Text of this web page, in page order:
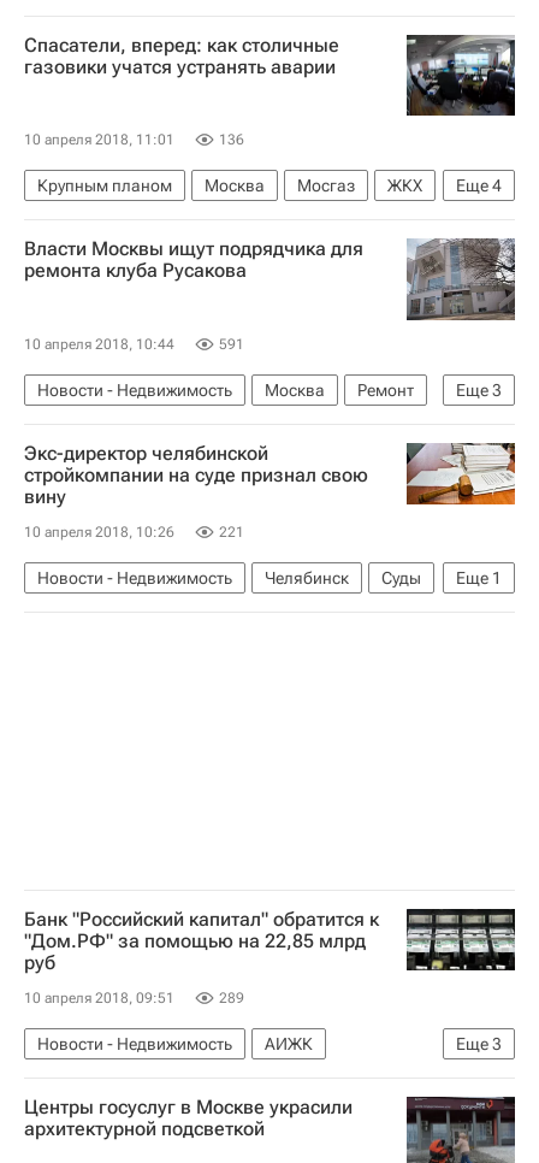
Спасатели, вперед: как столичные
газовики учатся устранять аварии
10 апреля 2018, 11:01 136
Еще4
Крупным планом Москва Мосгаз
ЖКХ
Инфраструктура
Городское хозяйство Москвы
Россия
Власти Москвы ищут подрядчика для
ремонта клуба Русакова
10 апреля 2018, 10:44 591
Еще3
Новости - Недвижимость Москва
Ремонт
Памятники
Городская среда Россия
Экс-директор челябинской
стройкомпании на суде признал свою
вину
10 апреля 2018, 10:26 221
Еще 1
Новости - Недвижимость Челябинск
Суды
Россия
Банк "Российский капитал" обратится к
"Дом.РФ" за помощью на 22,85 млрд
руб
10 апреля 2018, 09:51 289
Еще3
Новости - Недвижимость
АИЖК
АКБ "Российский капитал"
Банки Россия
Центры госуслуг в Москве украсили
архитектурной подсветкой